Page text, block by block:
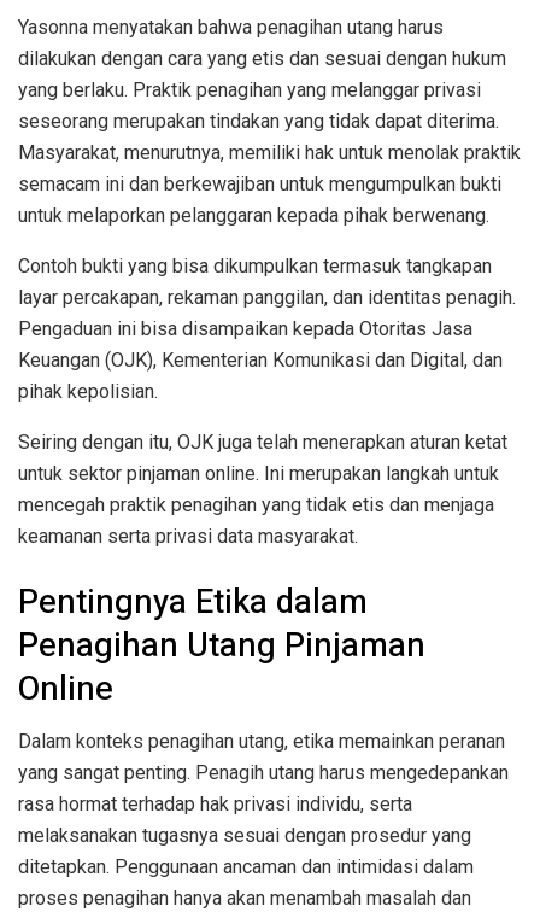
Yasonna menyatakan bahwa penagihan utang harus
dilakukan dengan cara yang etis dan sesuai dengan hukum
yang berlaku. Praktik penagihan yang melanggar privasi
seseorang merupakan tindakan yang tidak dapat diterima.
Masyarakat, menurutnya, memiliki hak untuk menolak praktik
semacam ini dan berkewajiban untuk mengumpulkan bukti
untuk melaporkan pelanggaran kepada pihak berwenang.
Contoh bukti yang bisa dikumpulkan termasuk tangkapan
layar percakapan, rekaman panggilan, dan identitas penagih.
Pengaduan ini bisa disampaikan kepada Otoritas Jasa
Keuangan (OJK), Kementerian Komunikasi dan Digital, dan
pihak kepolisian.
Seiring dengan itu, OJK juga telah menerapkan aturan ketat
untuk sektor pinjaman online. Ini merupakan langkah untuk
mencegah praktik penagihan yang tidak etis dan menjaga
keamanan serta privasi data masyarakat.
Pentingnya Etika dalam
Penagihan Utang Pinjaman
Online
Dalam konteks penagihan utang, etika memainkan peranan
yang sangat penting. Penagih utang harus mengedepankan
rasa hormat terhadap hak privasi individu, serta
melaksanakan tugasnya sesuai dengan prosedur yang
ditetapkan. Penggunaan ancaman dan intimidasi dalam
proses penagihan hanya akan menambah masalah dan